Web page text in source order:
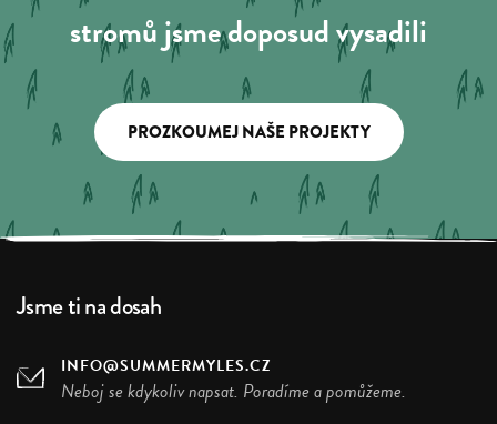
stromů jsme doposud vysadili
PROZKOUMEJ NAŠE PROJEKTY
Jsme ti na dosah
INFO@SUMMERMYLES.CZ
Neboj se kdykoliv napsat. Poradíme a pomůžeme.